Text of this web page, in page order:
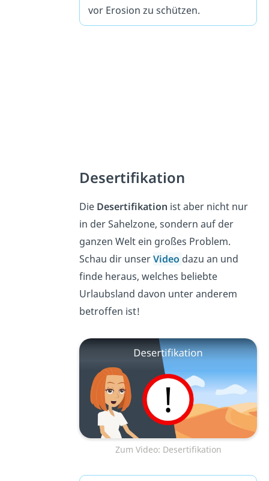
vor Erosion zu schützen.
Desertifikation
Die Desertifikation ist aber nicht nur
in der Sahelzone, sondern auf der
ganzen Welt ein großes Problem.
Schau dir unserVideo dazu an und
finde heraus, welches beliebte
Urlaubsland davon unter anderem
betroffen ist!
Zum Video: Desertifikation